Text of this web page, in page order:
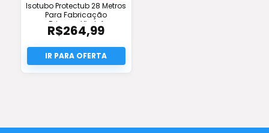
Isotubo Protectub 28 Metros
Para Fabricação
Brinquedão Inf
R$264,99